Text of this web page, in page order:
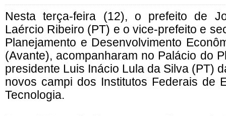
Nesta terça-feira (12), o prefeito de
Laércio Ribeiro (PT) e o vice-prefeito e
Planejamento e Desenvolvimento
(Avante), acompanharam no Palácio do
presidente Luis Inácio Lula da Silva (PT)
novos campi dos Institutos Federais de
Tecnologia.